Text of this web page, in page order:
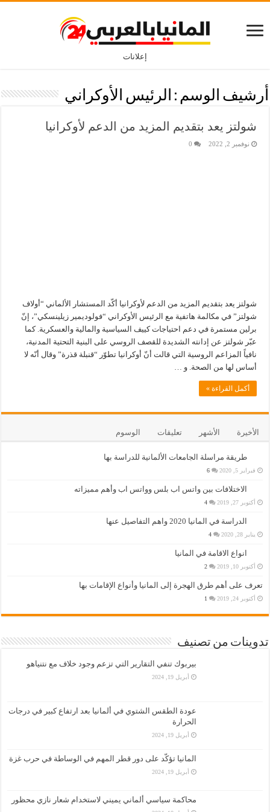
إعلانات
أرشيف الوسم : الرئيس الأوكراني
شولتز يعد بتقديم المزيد من الدعم لأوكرانيا
نوفمبر 2, 2022 0
شولتز يعد بتقديم المزيد من الدعم لأوكرانيا أكّد المستشار الألماني “أولاف
شولتز” في مكالمة هاتفية مع الرئيس الأوكراني “فولوديمير زيلينسكي”، إنّ
برلين مستمرة في دعم احتياجات كييف السياسية والمالية والعسكرية. كما
عبّر شولتز عن إدانته الشديدة للقصف الروسي على البنية التحتية المدنية،
نافياً المزاعم الروسية التي قالت أنّ أوكرانيا تطوّر “قنبلة قذرة” وقال أنّه لا
أساس لها من الصحة. و …
أكمل القراءة »
الأخيرة الأشهر تعليقات الوسوم
طريقة مراسلة الجامعات الألمانية للدراسة بها
فبراير 5, 2020 6
الاختلافات بين واتس اب بلس وواتس اب وأهم مميزاته
أكتوبر 27, 2019 4
الدراسة في المانيا 2020 واهم التفاصيل عنها
يناير 28, 2020 4
انواع الاقامة في المانيا
أكتوبر 10, 2019 2
تعرف على أهم طرق الهجرة إلى المانيا وأنواع الإقامات بها
أكتوبر 24, 2019 1
تدوينات من تصنيف
بيربوك تنفي التقارير التي تزعم وجود خلاف مع نتنياهو
أبريل 19, 2024
عودة الطقس الشتوي في ألمانيا بعد ارتفاع كبير في درجات
الحرارة
أبريل 19, 2024
المانيا تؤكّد على دور قطر المهم في الوساطة في حرب غزة
أبريل 19, 2024
محاكمة سياسي ألماني يميني لاستخدام شعار نازي محظور